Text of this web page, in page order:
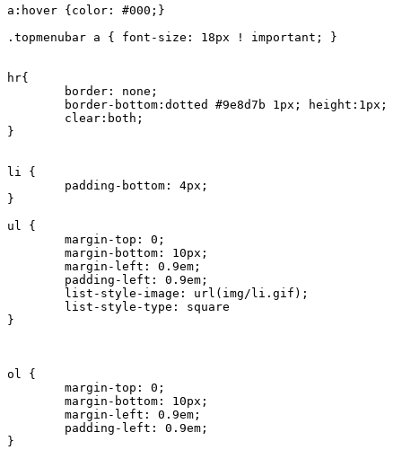
a:hover {color: #000;}
.topmenubar a { font-size: 18px ! important; }
hr{
}
li {
}
ul {
}
ol {
}